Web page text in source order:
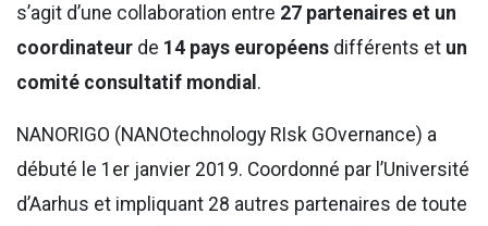
s’agit d’une collaboration entre 27 partenaires et un
coordinateur de 14 pays européens différents et un
comité consultatif mondial .
NANORIGO (NANOtechnology RIsk GOvernance) a
débuté le 1er janvier 2019. Coordonné par l’Université
d’Aarhus et impliquant 28 autres partenaires de toute